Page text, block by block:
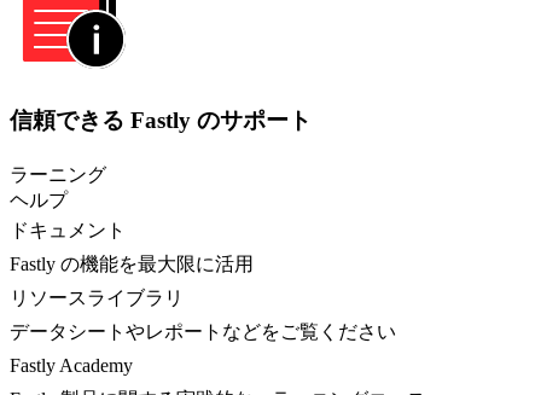
信頼できる Fastly のサポート
ラーニング
ヘルプ
ドキュメント
Fastly の機能を最大限に活用
リソースライブラリ
データシートやレポートなどをご覧ください
Fastly Academy